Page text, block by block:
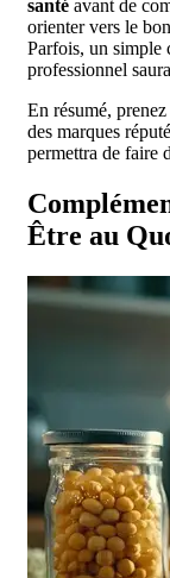
santé avant de
orienter vers le
Parfois, un simple
professionnel
En résumé,
des marques
permettra de faire
Être au